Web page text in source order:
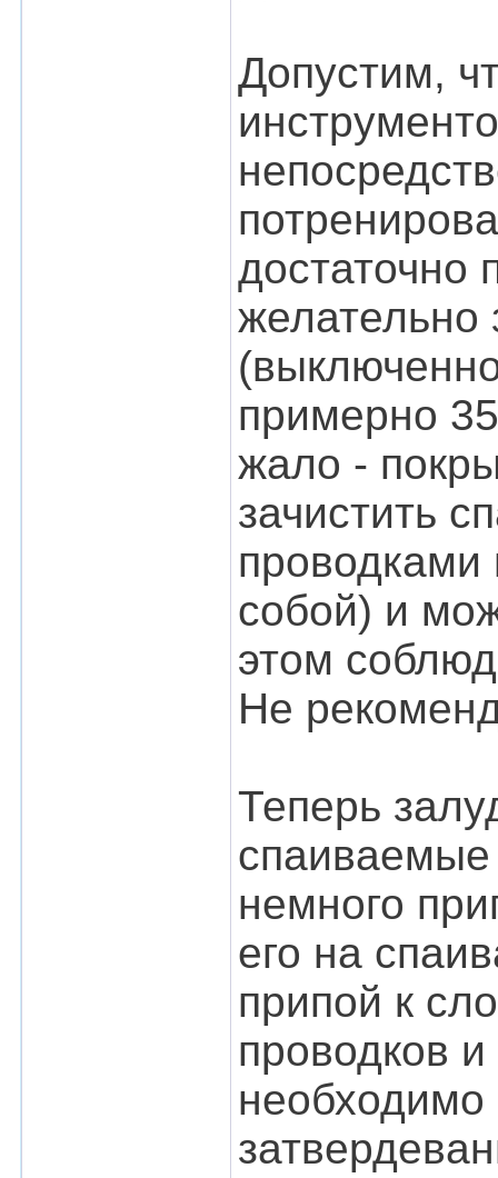
Допустим,
достаточно
желательно
примерно
жало -
зачистить
проводками
собой) и
этом
Не
Теперь
спаиваемые
немного
его на
припой к
проводков
необходимо